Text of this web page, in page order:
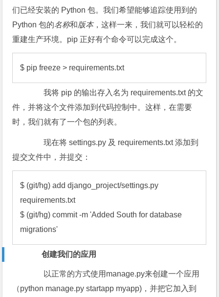
们已经安装的 Python 包。我们希望能够追踪使用到的
Python 包的名称和版本，这样一来，我们就可以轻松的
重建生产环境。pip 正好有个命令可以完成这个。
$ pip freeze > requirements.txt
我将 pip 的输出存入名为 requirements.txt 的文
件，并将这个文件添加到代码控制中。这样，在需要
时，我们就有了一个包的列表。
现在将 settings.py 及 requirements.txt 添加到
提交文件中，并提交：
$ (git/hg) add django_project/settings.py
requirements.txt
$ (git/hg) commit -m 'Added South for database
migrations'
创建我们的应用
以正常的方式使用manage.py来创建一个应用
（python manage.py startapp myapp)，并把它加入到